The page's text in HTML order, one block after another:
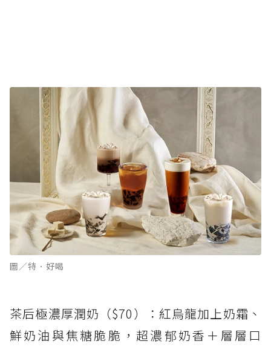
圖／特．好喝
茶后極濃厚潤奶（$70）：紅烏龍加上奶霜、
鮮奶油與焦糖脆脆，超濃郁奶香＋層層口